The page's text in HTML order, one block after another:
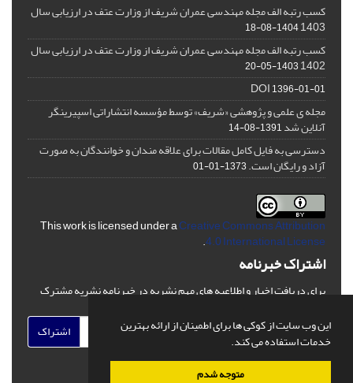
این وب سایت از کوکی ها برای اطمینان از ارائه بهترین
خدمات استفاده می کند.
متوجه شدم
کسب رتبه الف مجله مهندسی عمران شریف از وزارت عتف در ارزیابی سال
1403
1404-08-18
کسب رتبه الف مجله مهندسی عمران شریف از وزارت عتف در ارزیابی سال
1402
1403-05-20
DOI1396-01-01
مجله ی علمی و پژوهشی «شریف» توسط مؤسسه انتشاراتی اسپیرینگر
آنلاین شد1391-08-14
دسترسی به فایل کامل مقالات برای علاقه مندان و خوانندگان به صورت
آزاد و رایگان است.1373-01-01
This work is licensed under aCreative Commons Attribution
4.0 International License
.
اشتراک خبرنامه
برای دریافت اخبار و اطلاعیه های مهم نشریه در خبرنامه نشریه مشترک
اشتراک